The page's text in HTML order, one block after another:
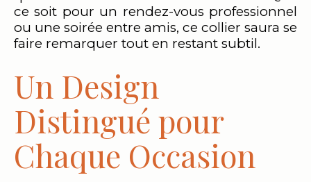
ce soit pour un rendez-vous professionnel
ou une soirée entre amis, ce collier saura se
faire remarquer tout en restant subtil.
Un Design
Distingué pour
Chaque Occasion